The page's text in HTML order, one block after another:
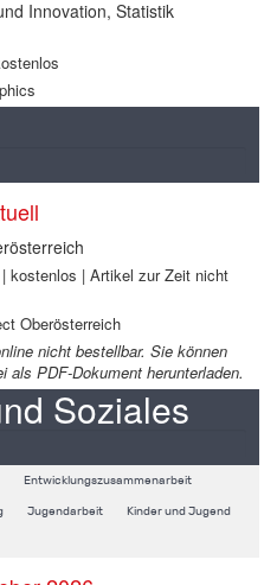
Innovation, Statistik
kostenlos | Artikel zur Zeit nicht
Oberösterreich
nicht bestellbar. Sie können
als PDF-Dokument herunterladen.
Soziales
Entwicklungszusammenarbeit
Jugendarbeit Kinder und Jugend